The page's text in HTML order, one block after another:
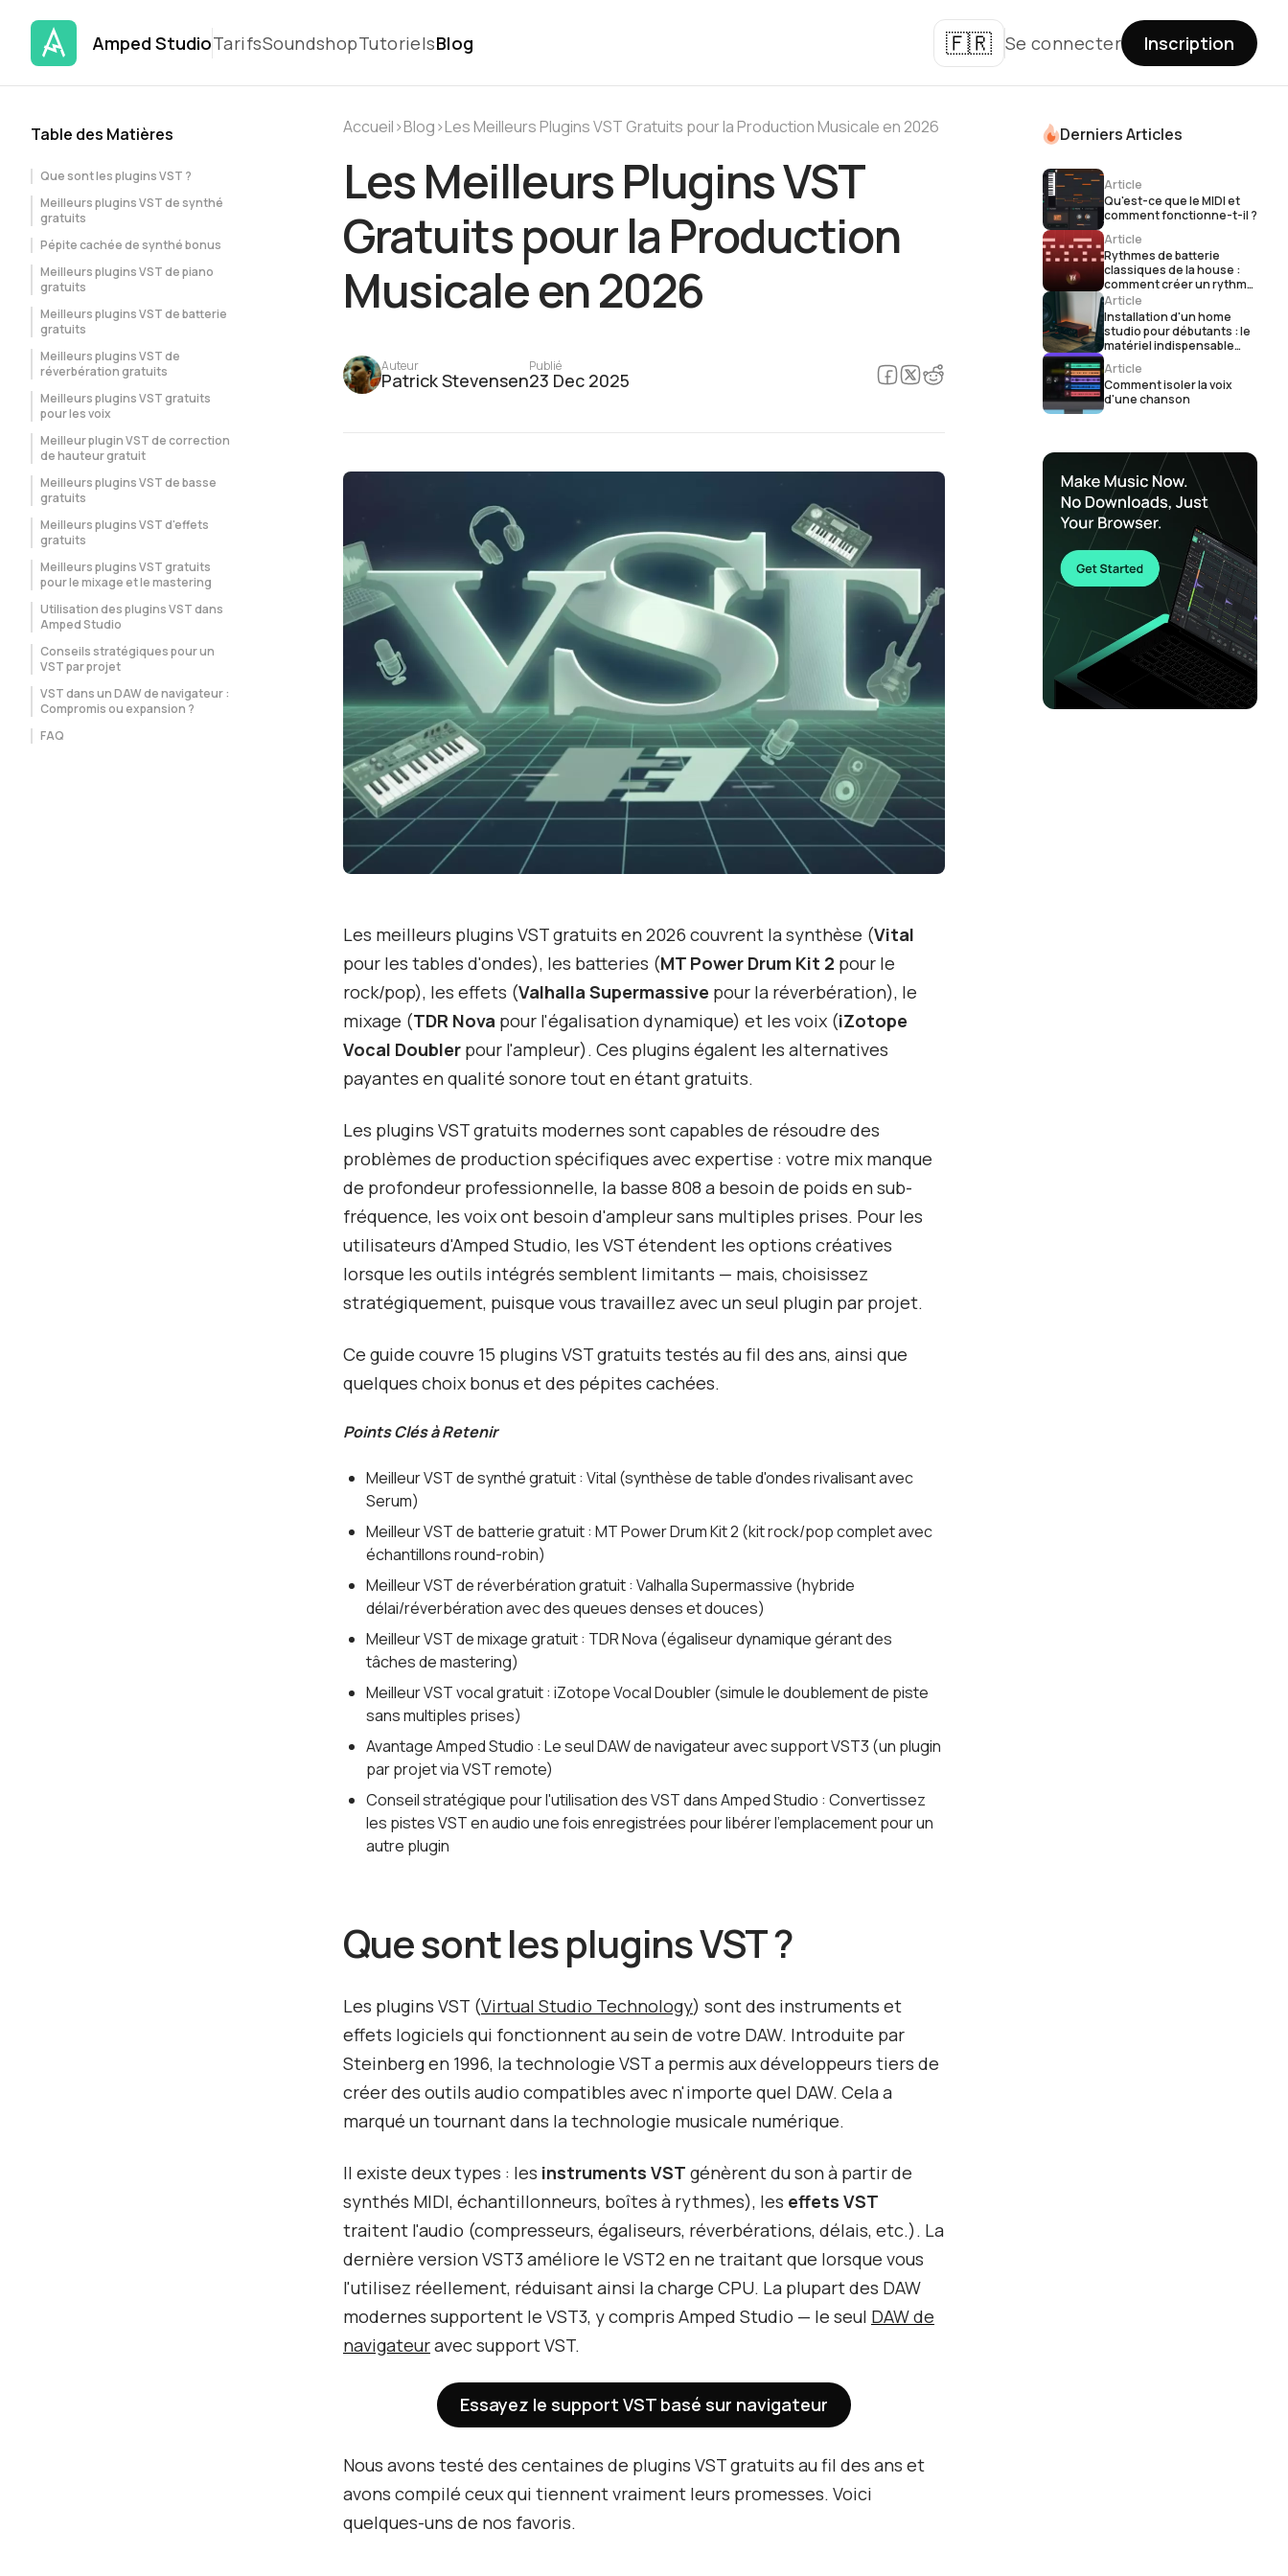
Amped StudioTarifsSoundshopTutorielsBlog 🇫🇷 Se connecter Inscription
Table des Matières
Que sont les plugins VST ?
Meilleurs plugins VST de synthé
gratuits
Pépite cachée de synthé bonus
Meilleurs plugins VST de piano
gratuits
Meilleurs plugins VST de batterie
gratuits
Meilleurs plugins VST de
réverbération gratuits
Meilleurs plugins VST gratuits
pour les voix
Meilleur plugin VST de correction
de hauteur gratuit
Meilleurs plugins VST de basse
gratuits
Meilleurs plugins VST d'effets
gratuits
Meilleurs plugins VST gratuits
pour le mixage et le mastering
Utilisation des plugins VST dans
Amped Studio
Conseils stratégiques pour un
VST par projet
VST dans un DAW de navigateur :
Compromis ou expansion ?
FAQ
Accueil›Blog›Les Meilleurs Plugins VST Gratuits pour la Production Musicale en 2026
Les Meilleurs Plugins VST
Gratuits pour la Production
Musicale en 2026
Auteur
Patrick Stevensen
Publié
23 Dec 2025
Les meilleurs plugins VST gratuits en 2026 couvrent la synthèse (Vital
pour les tables d'ondes), les batteries (MT Power Drum Kit 2 pour le
rock/pop), les effets (Valhalla Supermassive pour la réverbération), le
mixage (TDR Nova pour l'égalisation dynamique) et les voix (iZotope
Vocal Doublerpour l'ampleur). Ces plugins égalent les alternatives
payantes en qualité sonore tout en étant gratuits.
Les plugins VST gratuits modernes sont capables de résoudre des
problèmes de production spécifiques avec expertise : votre mix manque
de profondeur professionnelle, la basse 808 a besoin de poids en sub-
fréquence, les voix ont besoin d'ampleur sans multiples prises. Pour les
utilisateurs d'Amped Studio, les VST étendent les options créatives
lorsque les outils intégrés semblent limitants — mais, choisissez
stratégiquement, puisque vous travaillez avec un seul plugin par projet.
Ce guide couvre 15 plugins VST gratuits testés au fil des ans, ainsi que
quelques choix bonus et des pépites cachées.
Points Clés à Retenir
Meilleur VST de synthé gratuit : Vital (synthèse de table d'ondes rivalisant avec
Serum)
Meilleur VST de batterie gratuit : MT Power Drum Kit 2 (kit rock/pop complet avec
échantillons round-robin)
Meilleur VST de réverbération gratuit : Valhalla Supermassive (hybride
délai/réverbération avec des queues denses et douces)
Meilleur VST de mixage gratuit : TDR Nova (égaliseur dynamique gérant des
tâches de mastering)
Meilleur VST vocal gratuit : iZotope Vocal Doubler (simule le doublement de piste
sans multiples prises)
Avantage Amped Studio : Le seul DAW de navigateur avec support VST3 (un plugin
par projet via VST remote)
Conseil stratégique pour l'utilisation des VST dans Amped Studio : Convertissez
les pistes VST en audio une fois enregistrées pour libérer l'emplacement pour un
autre plugin
Que sont les plugins VST ?
Les plugins VST (Virtual Studio Technology) sont des instruments et
effets logiciels qui fonctionnent au sein de votre DAW. Introduite par
Steinberg en 1996, la technologie VST a permis aux développeurs tiers de
créer des outils audio compatibles avec n'importe quel DAW. Cela a
marqué un tournant dans la technologie musicale numérique.
Il existe deux types : les instruments VST génèrent du son à partir de
synthés MIDI, échantillonneurs, boîtes à rythmes), les effets VST
traitent l'audio (compresseurs, égaliseurs, réverbérations, délais, etc.). La
dernière version VST3 améliore le VST2 en ne traitant que lorsque vous
l'utilisez réellement, réduisant ainsi la charge CPU. La plupart des DAW
modernes supportent le VST3, y compris Amped Studio — le seul DAW de
navigateuravec support VST.
Essayez le support VST basé sur navigateur
Nous avons testé des centaines de plugins VST gratuits au fil des ans et
avons compilé ceux qui tiennent vraiment leurs promesses. Voici
quelques-uns de nos favoris.
Derniers Articles
Article
Qu'est-ce que le MIDI et
comment fonctionne-t-il ?
Article
Rythmes de batterie
classiques de la house :
comment créer un rythme
house
Article
Installation d'un home
studio pour débutants : le
matériel indispensable
pour la production
musicale
Article
Comment isoler la voix
d'une chanson